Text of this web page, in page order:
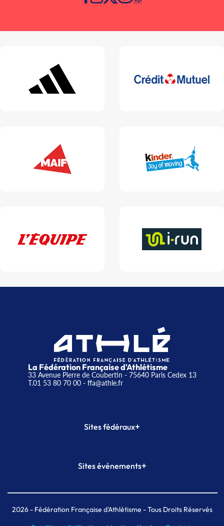
La Fédération Française d'Athlétisme
33 Avenue Pierre de Coubertin - 75640 Paris Cedex 13
T.01 53 80 70 00- ffa@athle.fr
Sites fédéraux+
Plateforme Formation
Sites événements+
Meeting de Paris indoor
MAIF Ekiden de Paris
2026- Fédération Française d'Athlétisme - Tous Droits Réservés